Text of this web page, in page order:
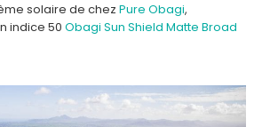
solaire de chez Pure Obagi,
indice 50 Obagi Sun Shield Matte Broad